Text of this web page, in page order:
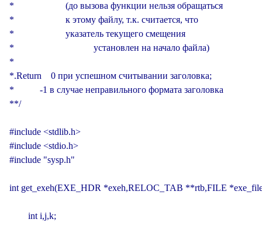
*                      (до вызова функции нельзя обращаться
*                      к этому файлу, т.к. считается, что
*                      указатель текущего смещения
*                                  установлен на начало файла)
*
*.Return    0 при успешном считывании заголовка;
*           -1 в случае неправильного формата заголовка
**/
#include <stdlib.h>
#include <stdio.h>
#include "sysp.h"
int get_exeh(EXE_HDR *exeh,RELOC_TAB **rtb,FILE
        int i,j,k;